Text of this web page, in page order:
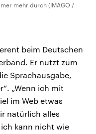
mehr durch (IMAGO /
beim Deutschen
Er nutzt zum
Sprachausgabe,
„Wenn ich mit
im Web etwas
natürlich alles
kann nicht wie